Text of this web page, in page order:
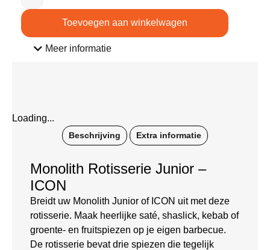
Toevoegen aan winkelwagen
Meer informatie
Loading...
Beschrijving Extra informatie
Monolith Rotisserie Junior –
ICON
Breidt uw Monolith Junior of ICON uit met deze
rotisserie. Maak heerlijke saté, shaslick, kebab of
groente- en fruitspiezen op je eigen barbecue.
De rotisserie bevat drie spiezen die tegelijk